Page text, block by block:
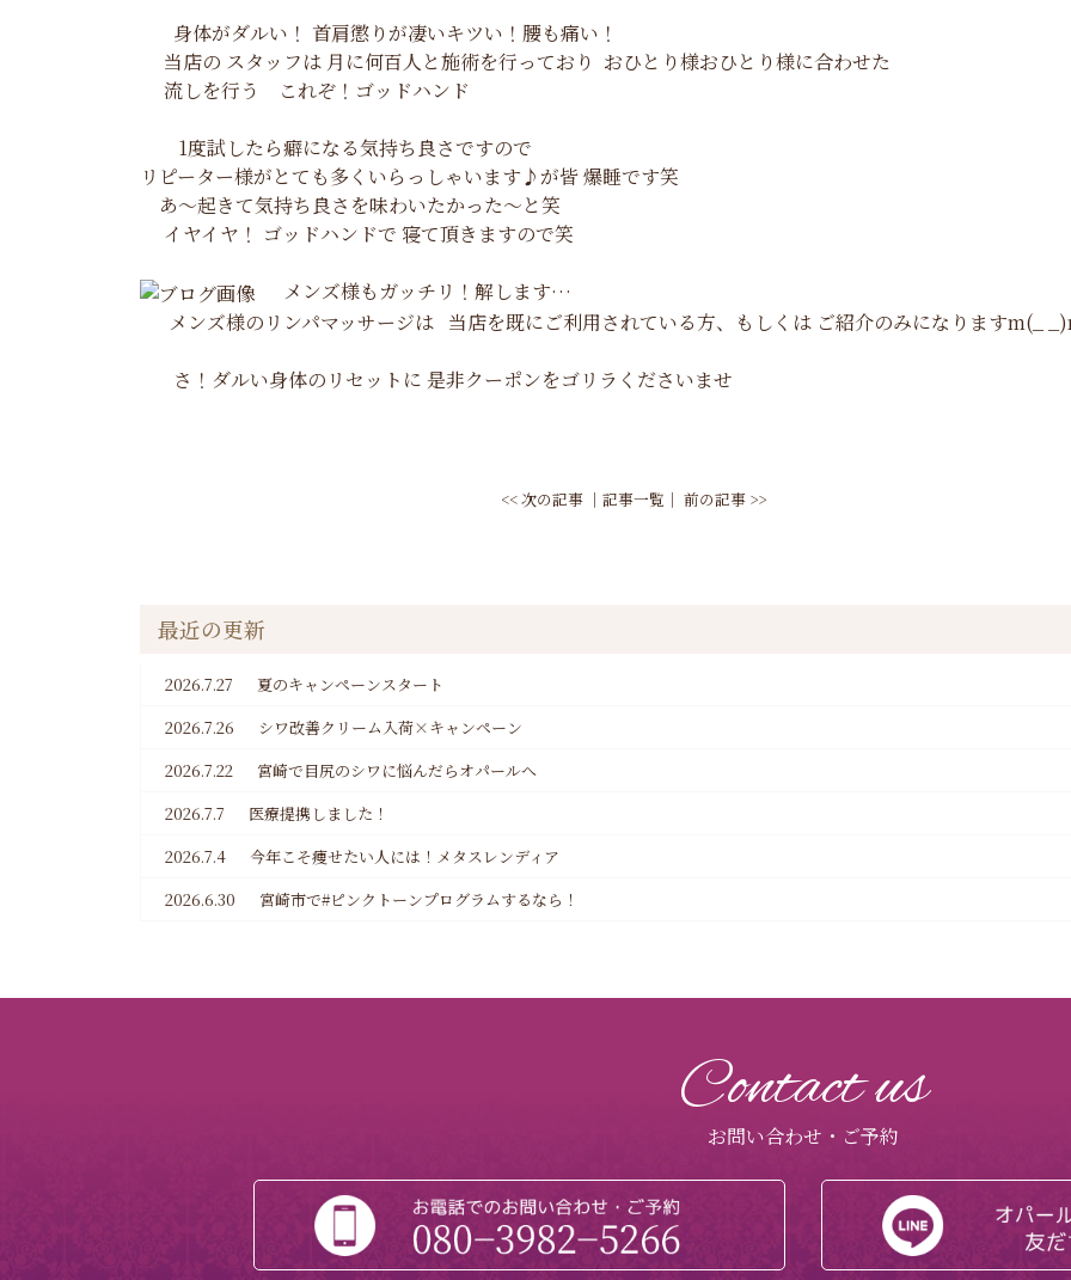
身体がダルい！ 首肩懲りが凄いキツい！腰も痛い！
当店の スタッフは 月に何百人と施術を行っており おひとり様おひとり様に合わせた
流しを行う これぞ！ゴッドハンド
1度試したら癖になる気持ち良さですので
リピーター様がとても多くいらっしゃいます♪が皆 爆睡です笑
あ～起きて気持ち良さを味わいたかった～と笑
イヤイヤ！ ゴッドハンドで 寝て頂きますので笑
メンズ様もガッチリ！解します…
メンズ様のリンパマッサージは 当店を既にご利用されている方、もしくは ご紹介のみになりますm(_
さ！ダルい身体のリセットに 是非クーポンをゴリラくださいませ
<< 次の記事│ 記事一覧 │ 前の記事 >>
最近の更新
2026.7.27
夏のキャンペーンスタート
2026.7.26
シワ改善クリーム入荷×キャンペーン
2026.7.22
宮崎で目尻のシワに悩んだらオパールへ
2026.7.7
医療提携しました！
2026.7.4
今年こそ痩せたい人には！メタスレンディア
2026.6.30
宮崎市で#ピンクトーンプログラムするなら！
Contact us
お問い合わせ・ご予約